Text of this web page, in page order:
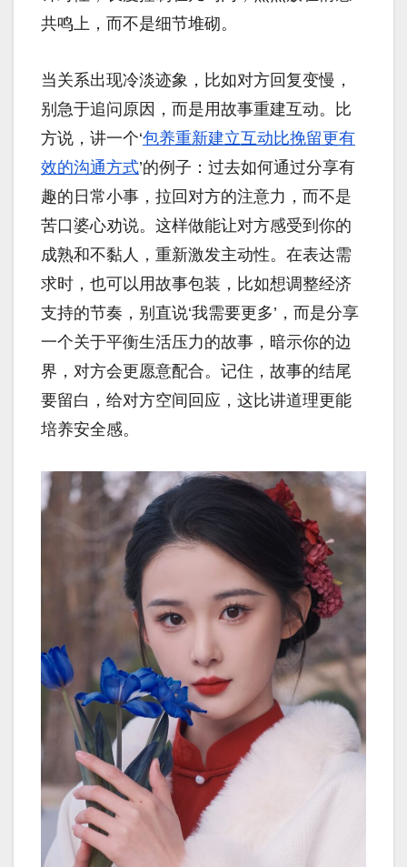
共鸣上，而不是细节堆砌。
当关系出现冷淡迹象，比如对方回复变慢，
别急于追问原因，而是用故事重建互动。比
方说，讲一个‘包养重新建立互动比挽留更有
效的沟通方式’的例子：过去如何通过分享有
趣的日常小事，拉回对方的注意力，而不是
苦口婆心劝说。这样做能让对方感受到你的
成熟和不黏人，重新激发主动性。在表达需
求时，也可以用故事包装，比如想调整经济
支持的节奏，别直说‘我需要更多’，而是分享
一个关于平衡生活压力的故事，暗示你的边
界，对方会更愿意配合。记住，故事的结尾
要留白，给对方空间回应，这比讲道理更能
培养安全感。